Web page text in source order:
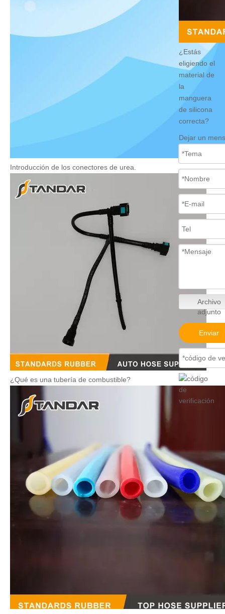
Introducción de los conectores de urea.
¿Qué es una tubería de combustible?
¿Estás
eligiendo el
material de
la
manguera
de silicona
correcta?
Dejar un
Archivo
adjunto
Enviar